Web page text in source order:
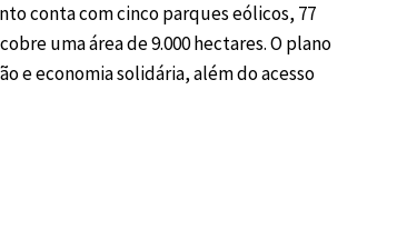
conta com cinco parques eólicos, 77
uma área de 9.000 hectares. O plano
e economia solidária, além do acesso